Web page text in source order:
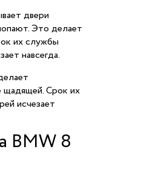
двери
Это делает
их службы
навсегда.
щадящей. Срок их
исчезает
BMW 8